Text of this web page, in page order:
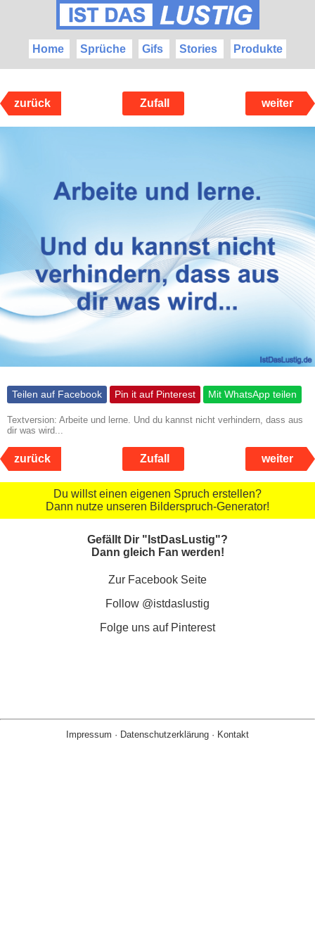
Home Sprüche Gifs Stories Produkte
zurück Zufall weiter
Teilen auf Facebook Pin it auf Pinterest Mit WhatsApp teilen
Textversion: Arbeite und lerne. Und du kannst nicht verhindern, dass aus
dir was wird...
zurück Zufall weiter
Du willst einen eigenen Spruch erstellen?
Dann nutze unseren Bilderspruch-Generator!
Gefällt Dir "IstDasLustig"?
Dann gleich Fan werden!
Zur Facebook Seite
Follow @istdaslustig
Folge uns auf Pinterest
Impressum · Datenschutzerklärung · Kontakt